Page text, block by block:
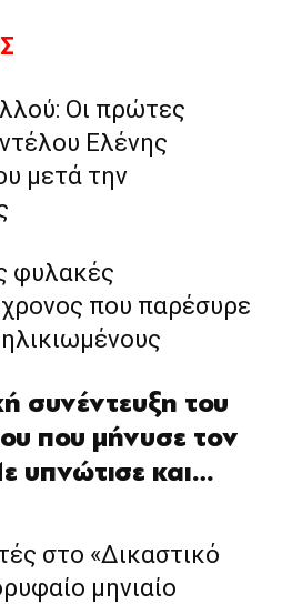
Οι πρώτες
Ελένης
μετά την
φυλακές
που παρέσυρε
συνέντευξη του
που μήνυσε τον
υπνώτισε και…
στο «Δικαστικό
μηνιαίο